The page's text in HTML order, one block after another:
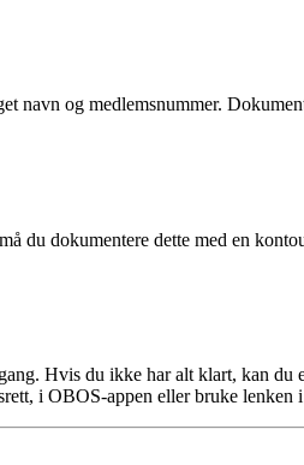
og medlemsnummer.
du dokumentere dette med en
Hvis du ikke har alt klart, kan du
i OBOS-appen eller bruke